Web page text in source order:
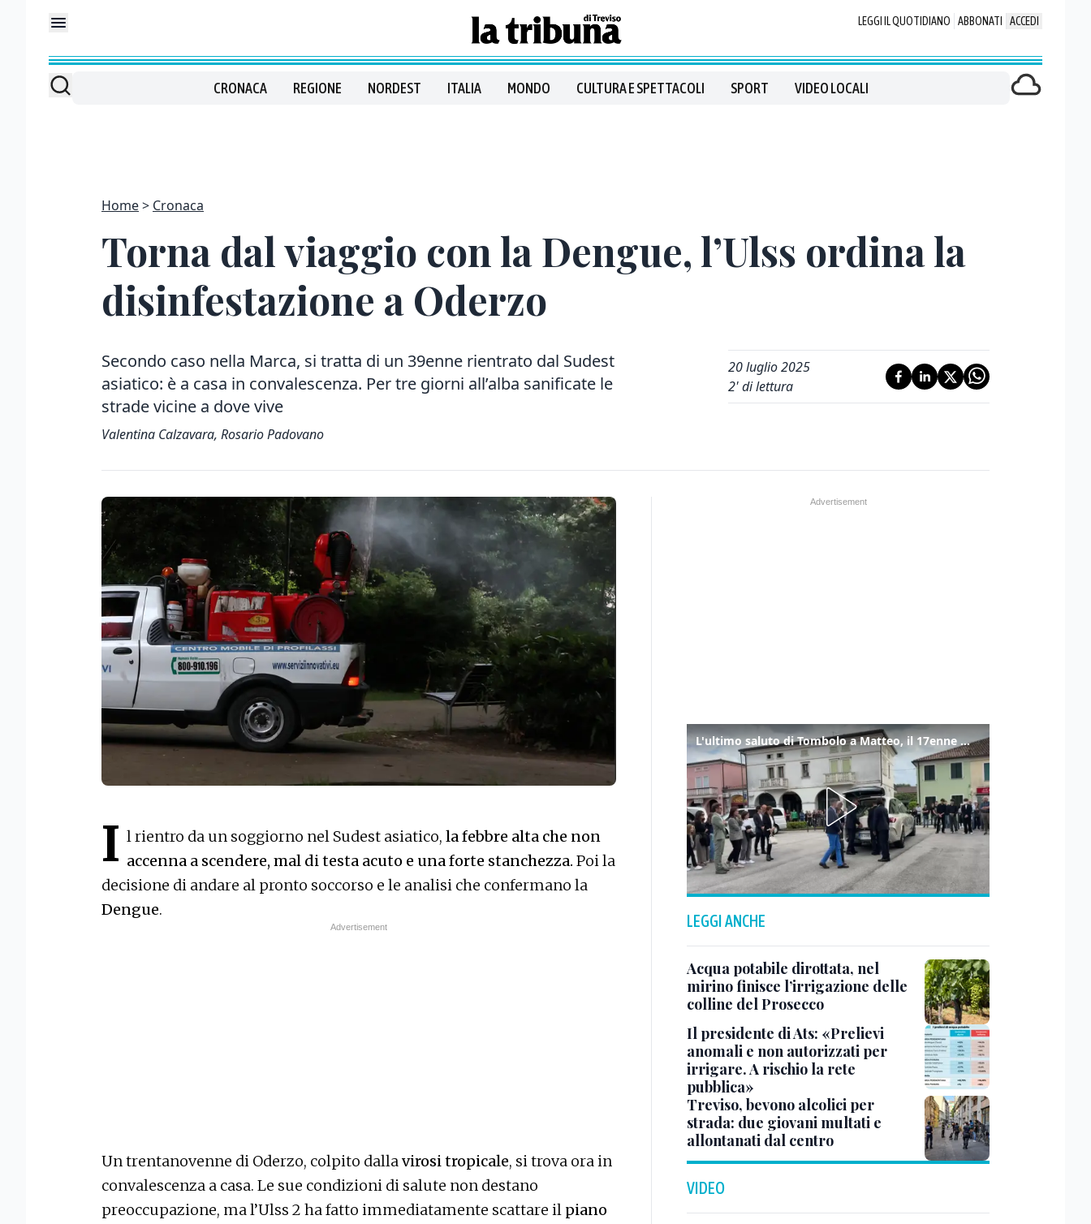
LEGGI IL QUOTIDIANO ABBONATI ACCEDI
CRONACA REGIONE NORDEST ITALIA MONDO CULTURA E SPETTACOLI SPORT VIDEO LOCALI
Home Cronaca
Torna dal viaggio con la Dengue, l’Ulss ordina la
disinfestazione a Oderzo
Secondo caso nella Marca, si tratta di un 39enne rientrato dal Sudest
asiatico: è a casa in convalescenza. Per tre giorni all’alba sanificate le
strade vicine a dove vive
Valentina Calzavara, Rosario Padovano
20 luglio 2025
2' di lettura
I l rientro da un soggiorno nel Sudest asiatico, la febbre alta che non
accenna a scendere, mal di testa acuto e una forte stanchezza. Poi la
decisione di andare al pronto soccorso e le analisi che confermano la
Dengue.
Un trentanovenne di Oderzo, colpito dallavirosi tropicale, si trova ora in
convalescenza a casa. Le sue condizioni di salute non destano
preoccupazione, ma l’Ulss 2 ha fatto immediatamente scattare il piano
L'ultimo saluto di Tombolo a Matteo, il 17enne morto di tumore. Il video
LEGGI ANCHE
Acqua potabile dirottata, nel
mirino finisce l’irrigazione delle
colline del Prosecco
Il presidente di Ats: «Prelievi
anomali e non autorizzati per
irrigare. A rischio la rete
pubblica»
Treviso, bevono alcolici per
strada: due giovani multati e
allontanati dal centro
VIDEO